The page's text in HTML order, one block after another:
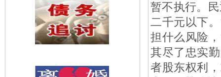
暂不执行。
二千元以下
担什么风险
其尽了忠实
者股东权利